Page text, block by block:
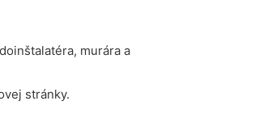
murára a
stránky.